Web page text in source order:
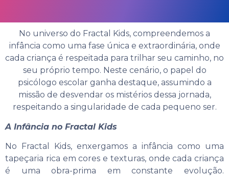
No universo do Fractal Kids, compreendemos a
infância como uma fase única e extraordinária, onde
cada criança é respeitada para trilhar seu caminho, no
seu próprio tempo. Neste cenário, o papel do
psicólogo escolar ganha destaque, assumindo a
missão de desvendar os mistérios dessa jornada,
respeitando a singularidade de cada pequeno ser.
A Infância no Fractal Kids
No Fractal Kids, enxergamos a infância como uma
tapeçaria rica em cores e texturas, onde cada criança
é uma obra-prima em constante evolução.